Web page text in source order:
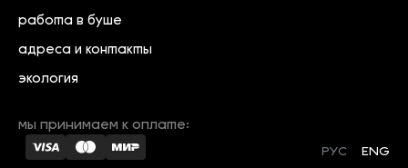
мы принимаем к оплате:
работа в буше
адреса и контакты
экология
РУС ENG